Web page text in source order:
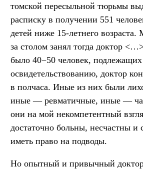
томской пересыльной тюрьмы
расписку в получении 551
детей ниже 15-летнего возраста.
за столом занял тогда доктор
было 40−50 человек, подлежащих
освидетельствованию, доктор
в полчаса. Иные из них были
иные — ревматичные, иные —
они на мой некомпетентный
достаточно больны, несчастны и
иметь право на подводы.
Но опытный и привычный